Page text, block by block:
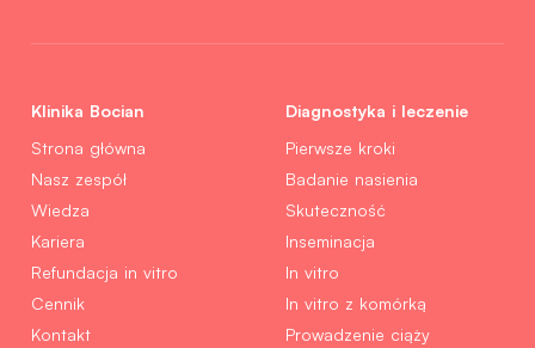
Klinika Bocian
Strona główna
Nasz zespół
Wiedza
Kariera
Refundacja in vitro
Cennik
Kontakt
Diagnostyka i leczenie
Pierwsze kroki
Badanie nasienia
Skuteczność
Inseminacja
In vitro
In vitro z komórką
Prowadzenie ciąży